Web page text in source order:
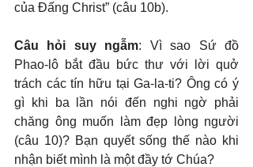
của Đấng Christ” (câu 10b).
Câu hỏi suy ngẫm: Vì sao Sứ đồ
Phao-lô bắt đầu bức thư với lời quở
trách các tín hữu tại Ga-la-ti? Ông có ý
gì khi ba lần nói đến nghi ngờ phải
chăng ông muốn làm đẹp lòng người
(câu 10)? Bạn quyết sống thế nào khi
nhận biết mình là một đầy tớ Chúa?